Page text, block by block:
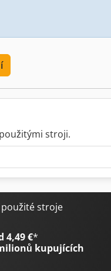
stroji.
stroje
4,49 €*
kupujících